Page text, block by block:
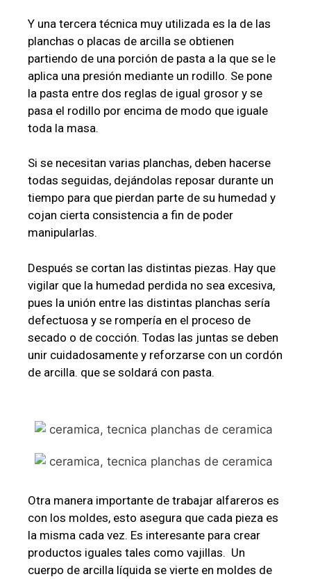
Y una tercera técnica muy utilizada es la de las
planchas o placas de arcilla se obtienen
partiendo de una porción de pasta a la que se le
aplica una presión mediante un rodillo. Se pone
la pasta entre dos reglas de igual grosor y se
pasa el rodillo por encima de modo que iguale
toda la masa.
Si se necesitan varias planchas, deben hacerse
todas seguidas, dejándolas reposar durante un
tiempo para que pierdan parte de su humedad y
cojan cierta consistencia a fin de poder
manipularlas.
Después se cortan las distintas piezas. Hay que
vigilar que la humedad perdida no sea excesiva,
pues la unión entre las distintas planchas sería
defectuosa y se rompería en el proceso de
secado o de cocción. Todas las juntas se deben
unir cuidadosamente y reforzarse con un cordón
de arcilla. que se soldará con pasta.
Otra manera importante de trabajar alfareros es
con los moldes, esto asegura que cada pieza es
la misma cada vez. Es interesante para crear
productos iguales tales como vajillas. Un
cuerpo de arcilla líquida se vierte en moldes de